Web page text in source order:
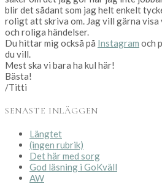
blir det sådant som jag helt enkelt
roligt att skriva om. Jag vill gärna visa
och roliga händelser.
Du hittar mig också på Instagram och
du vill.
Mest ska vi bara ha kul här!
Bästa!
/Titti
SENASTE INLÄGGEN
Längtet
(ingen rubrik)
Det här med sorg
God läsning i GoKväll
AW